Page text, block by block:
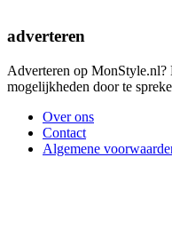
adverteren
Adverteren op MonStyle.nl?
mogelijkheden door te
Over ons
Contact
Algemene